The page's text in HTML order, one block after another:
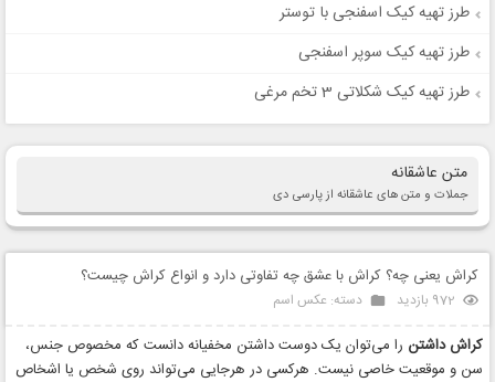
طرز تهیه کیک اسفنجی با توستر
طرز تهیه کیک سوپر اسفنجی
طرز تهیه کیک شکلاتی 3 تخم مرغی
متن عاشقانه
جملات و متن های عاشقانه از پارسی دی
کراش یعنی چه؟ کراش با عشق چه تفاوتی دارد و انواع کراش چیست؟
972 بازدید دسته: عکس اسم
کراش داشتن را می‌توان یک دوست داشتن مخفیانه دانست که مخصوص جنس،
سن و موقعیت خاصی نیست. هرکسی در هرجایی می‌تواند روی شخص یا اشخاص